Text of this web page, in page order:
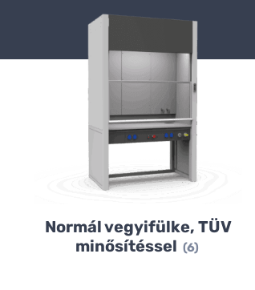
Normál vegyifülke, TÜV
minősítéssel (6)